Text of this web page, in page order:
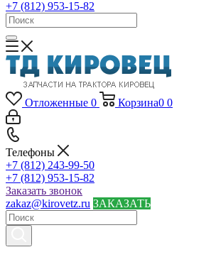
+7 (812) 953-15-82
Отложенные 0 Корзина0 0
Телефоны
+7 (812) 243-99-50
+7 (812) 953-15-82
Заказать звонок
zakaz@kirovetz.ru ЗАКАЗАТЬ